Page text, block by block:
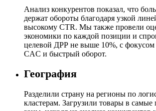
Анализ конкурентов показал, что
держат обороты благодаря узкой
высокому CTR. Мы также провели
экономики по каждой позиции и
целевой ДРР не выше 10%, с
CAC и быстрый оборот.
География
Разделили страну на регионы по
кластерам. Загрузили товары в